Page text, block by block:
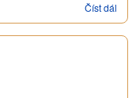
Číst dál
za